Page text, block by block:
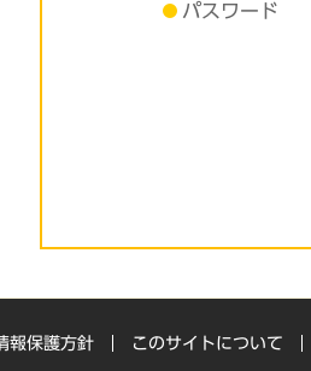
パスワード
報保護方針 このサイトについて